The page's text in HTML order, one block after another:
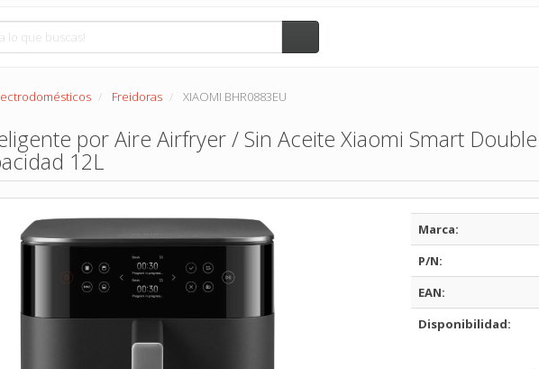
Freidoras XIAOMI BHR0883EU
por Aire Airfryer / Sin Aceite Xiaomi Smart
12L
Marca:
P/N:
EAN:
Disponibilidad: